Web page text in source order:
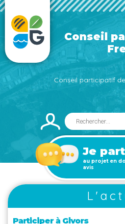
Conseil
Conseil participatif
Participer à Givors
Je
au projet en
avis